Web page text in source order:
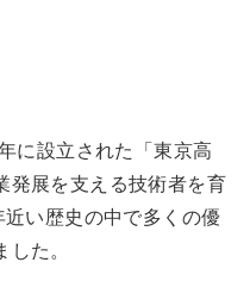
に設立された「東京高
発展を支える技術者を育
い歴史の中で多くの優
た。